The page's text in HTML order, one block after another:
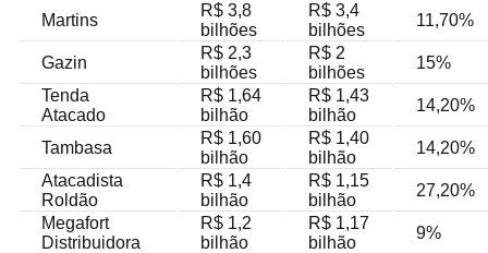
Martins
R$ 3,8
bilhões
R$ 3,4
bilhões
11,70%
Gazin
R$ 2,3
bilhões
R$ 2
bilhões
15%
Tenda
Atacado
R$ 1,64
bilhão
R$ 1,43
bilhão
14,20%
Tambasa
R$ 1,60
bilhão
R$ 1,40
bilhão
14,20%
Atacadista
Roldão
R$ 1,4
bilhão
R$ 1,15
bilhão
27,20%
Megafort
Distribuidora
R$ 1,2
bilhão
R$ 1,17
bilhão
9%